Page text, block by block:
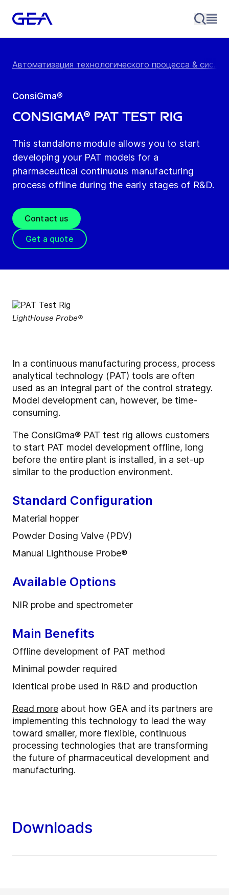
Автоматизация технологического процесса & сис...
ConsiGma®
ConsiGma® PAT Test Rig
This standalone module allows you to start
developing your PAT models for a
pharmaceutical continuous manufacturing
process offline during the early stages of R&D.
Contact us
Get a quote
LightHouse Probe®
In a continuous manufacturing process, process
analytical technology (PAT) tools are often
used as an integral part of the control strategy.
Model development can, however, be time-
consuming.
The ConsiGma® PAT test rig allows customers
to start PAT model development offline, long
before the entire plant is installed, in a set-up
similar to the production environment.
Standard Configuration
Material hopper
Powder Dosing Valve (PDV)
Manual Lighthouse Probe®
Available Options
NIR probe and spectrometer
Main Benefits
Offline development of PAT method
Minimal powder required
Identical probe used in R&D and production
Read more about how GEA and its partners are
implementing this technology to lead the way
toward smaller, more flexible, continuous
processing technologies that are transforming
the future of pharmaceutical development and
manufacturing.
Downloads